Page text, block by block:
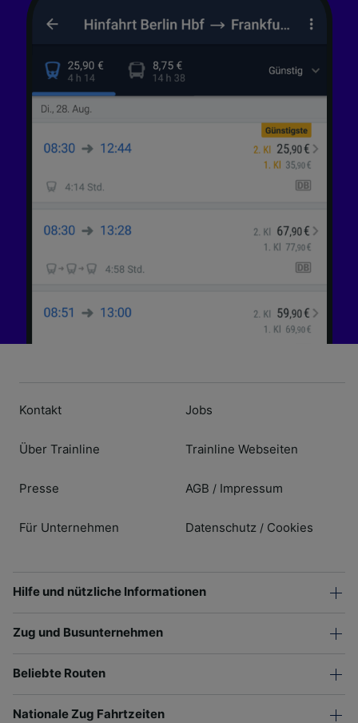
Kontakt
Über Trainline
Presse
Für Unternehmen
Jobs
Trainline Webseiten
AGB / Impressum
Datenschutz / Cookies
Hilfe und nützliche Informationen
Zug und Busunternehmen
Beliebte Routen
Nationale Zug Fahrtzeiten